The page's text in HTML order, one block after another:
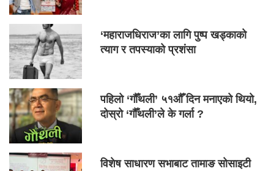
‘महाराजधिराज’का लागि पुष्प खड्काको
त्याग र तपस्याको प्रशंसा
पहिलो ‘गौँथली’ ५१औँ दिन मनाएको थियो,
दोस्रो ‘गौँथली’ले के गर्ला ?
विशेष साधारण सभाबाट तामाङ सोसाइटी